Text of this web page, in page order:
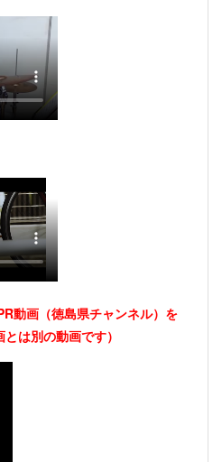
動画（徳島県チャンネル）を
は別の動画です）